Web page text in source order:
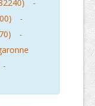
-
-
-
-